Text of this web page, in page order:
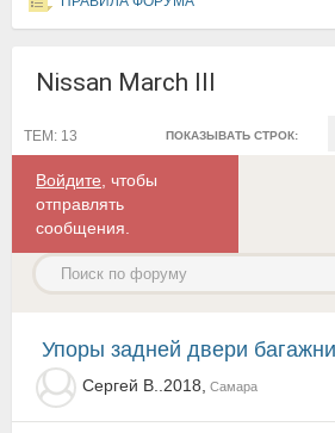
Nissan March III
ПОКАЗЫВАТЬ СТРОК:
ТЕМ: 13
Войдите , чтобы
отправлять
сообщения.
упоры задней двери
Сергей В..2018, Самара